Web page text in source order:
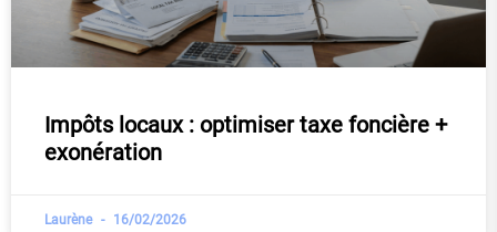
Impôts locaux : optimiser taxe foncière +
exonération
Laurène 16/02/2026